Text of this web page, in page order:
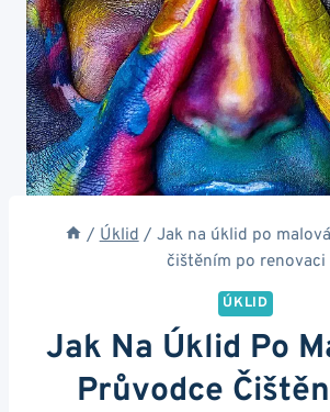
/ Úklid / Jak na úklid po
čištěním po renovaci
ÚKLID
Jak Na Úklid Po
Průvodce